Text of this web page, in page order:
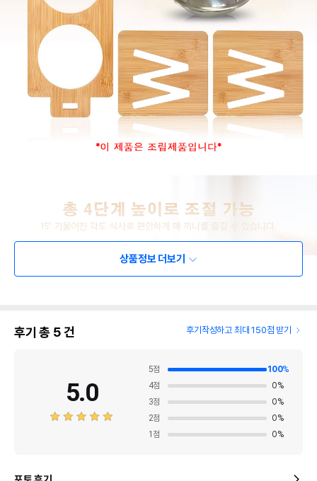
상품정보 더보기
후기 총 5건 후기작성하고 최대 150점 받기
5.0
5점 100%
4점 0%
3점 0%
2점 0%
1 점 0%